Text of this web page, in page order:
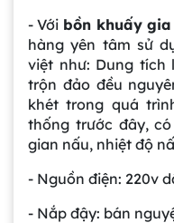
- Với bồn khuấy gia
hàng yên tâm sử
việt như: Dung tích
trộn đảo đều
khét trong quá
thống trước đây,
gian nấu, nhiệt độ
- Nguồn điện: 220v
- Nắp đậy: bán